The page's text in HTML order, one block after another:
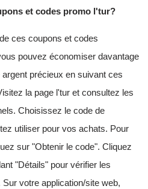
et codes promo l'tur?
ces coupons et codes
pouvez économiser davantage
précieux en suivant ces
la page l'tur et consultez les
Choisissez le code de
utiliser pour vos achats. Pour
sur "Obtenir le code". Cliquez
"Détails" pour vérifier les
votre application/site web,